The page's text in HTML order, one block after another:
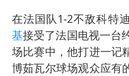
在法国队1-2不敌科特
基接受了法国电视一台
场比赛中，他打进一记
博茹瓦尔球场观众应有